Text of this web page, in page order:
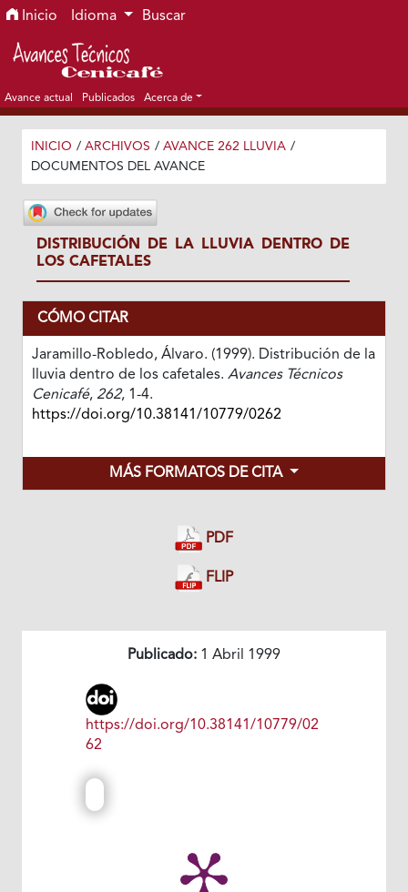
Ir al menú de navegación principal
Ir al contenido principal
Ir al pie de página del sitio
Inicio Idioma Buscar
Avance actual Publicados Acerca de
INICIO / ARCHIVOS / AVANCE 262 LLUVIA /
DOCUMENTOS DEL AVANCE
DISTRIBUCIÓN DE LA LLUVIA DENTRO DE
LOS CAFETALES
CÓMO CITAR
Jaramillo-Robledo, Álvaro. (1999). Distribución de la
lluvia dentro de los cafetales. Avances Técnicos
Cenicafé, 262, 1-4.
https://doi.org/10.38141/10779/0262
MÁS FORMATOS DE CITA
PDF
FLIP
Publicado: 1 Abril 1999
https://doi.org/10.38141/10779/02
62